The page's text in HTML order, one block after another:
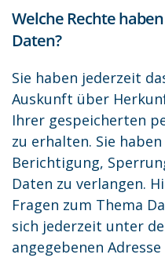
Welche Rechte
Daten?
Sie haben jederzeit
Auskunft über
Ihrer gespeicherten
zu erhalten. Sie
Berichtigung,
Daten zu verlangen.
Fragen zum Thema
sich jederzeit unter
angegebenen